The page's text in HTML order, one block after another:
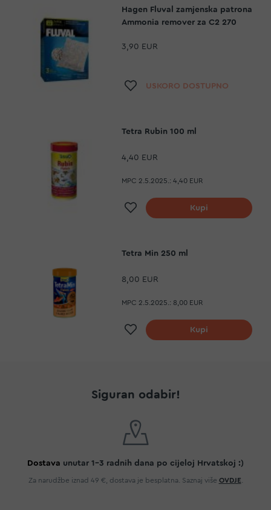
Hagen Fluval zamjenska patrona
Ammonia remover za C2 270
3,90 EUR
Dodaj na listu želja
USKORO DOSTUPNO
Tetra Rubin 100 ml
4,40 EUR
MPC 2.5.2025.: 4,40 EUR
Dodaj na listu želja
Kupi
Tetra Min 250 ml
8,00 EUR
MPC 2.5.2025.: 8,00 EUR
Dodaj na listu želja
Kupi
Siguran odabir!
Dostava unutar 1-3 radnih dana po cijeloj Hrvatskoj :)
Za narudžbe iznad 49 €, dostava je besplatna. Saznaj više OVDJE